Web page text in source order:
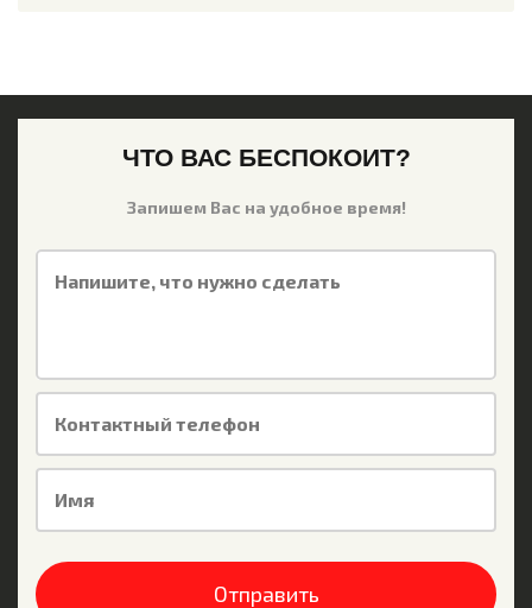
ЧТО ВАС БЕСПОКОИТ?
Запишем Вас на удобное время!
Напишите, что нужно сделать
Контактный телефон
Имя
Отправить